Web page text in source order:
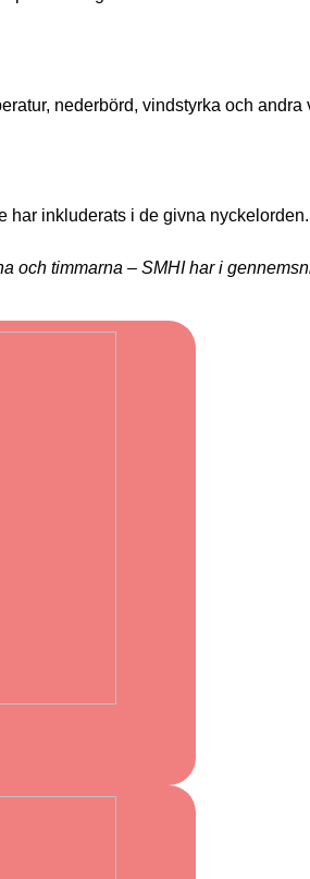
nederbörd, vindstyrka och
har inkluderats i de givna nyckelorden.
och timmarna – SMHI har i